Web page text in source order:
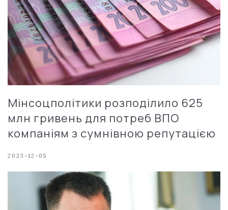
Мінсоцполітики розподілило 625
млн гривень для потреб ВПО
компаніям з сумнівною репутацією
2023-12-05